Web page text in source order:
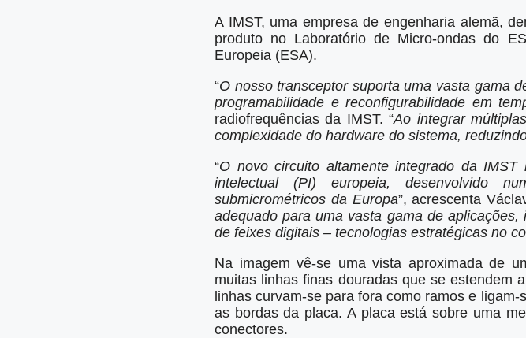
A IMST, uma empresa de engenharia alemã,
produto no Laboratório de Micro-ondas do
Europeia (ESA).
“O nosso transceptor suporta uma vasta gama
programabilidade e reconfigurabilidade em
radiofrequências da IMST. “Ao integrar
complexidade do hardware do sistema,
“O novo circuito altamente integrado da
intelectual (PI) europeia, desenvolvido
submicrométricos da Europa”, acrescenta
adequado para uma vasta gama de
de feixes digitais – tecnologias estratégicas no
Na imagem vê-se uma vista aproximada de
muitas linhas finas douradas que se estendem
linhas curvam-se para fora como ramos e
as bordas da placa. A placa está sobre uma
conectores.